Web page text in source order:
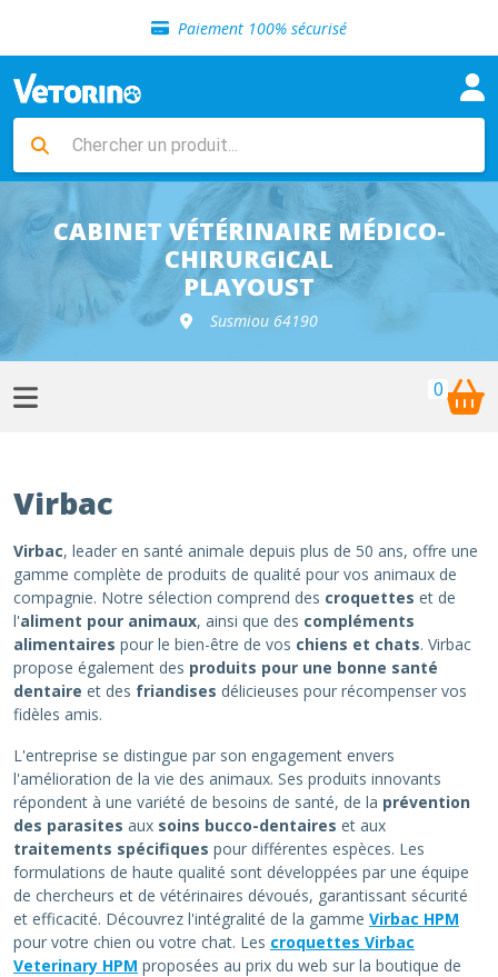
Paiement 100% sécurisé
Livraison gratuite en clinique vétérinaire
Sélection de croquettes vétérinaire
Livraison gratuite en clinique vétérinaire
Retour gratuit en clinique
Sélection de croquettes vétérinaire
CABINET VÉTÉRINAIRE MÉDICO-
CHIRURGICAL
PLAYOUST
Susmiou 64190
0
Virbac
Virbac, leader en santé animale depuis plus de 50 ans, offre une
gamme complète de produits de qualité pour vos animaux de
compagnie. Notre sélection comprend des croquettes et de
l'aliment pour animaux, ainsi que des compléments
alimentaires pour le bien-être de vos chiens et chats. Virbac
propose également des produits pour une bonne santé
dentaire et des friandises délicieuses pour récompenser vos
fidèles amis.
L'entreprise se distingue par son engagement envers
l'amélioration de la vie des animaux. Ses produits innovants
répondent à une variété de besoins de santé, de la prévention
des parasites aux soins bucco-dentaires et aux
traitements spécifiques pour différentes espèces. Les
formulations de haute qualité sont développées par une équipe
de chercheurs et de vétérinaires dévoués, garantissant sécurité
et efficacité. Découvrez l'intégralité de la gamme Virbac HPM
pour votre chien ou votre chat. Les croquettes Virbac
Veterinary HPM proposées au prix du web sur la boutique de